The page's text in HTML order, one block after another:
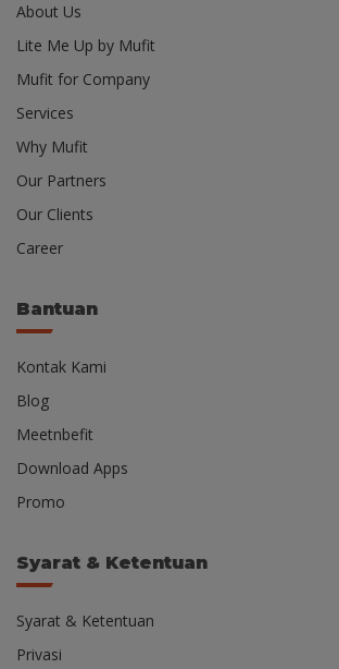
About Us
Lite Me Up by Mufit
Mufit for Company
Services
Why Mufit
Our Partners
Our Clients
Career
Bantuan
Kontak Kami
Blog
Meetnbefit
Download Apps
Promo
Syarat & Ketentuan
Syarat & Ketentuan
Privasi